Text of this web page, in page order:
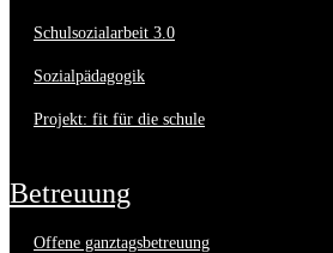
schulsozialarbeit 3.0
sozialpädagogik
projekt: fit für die schule
betreuung
offene ganztagsbetreuung